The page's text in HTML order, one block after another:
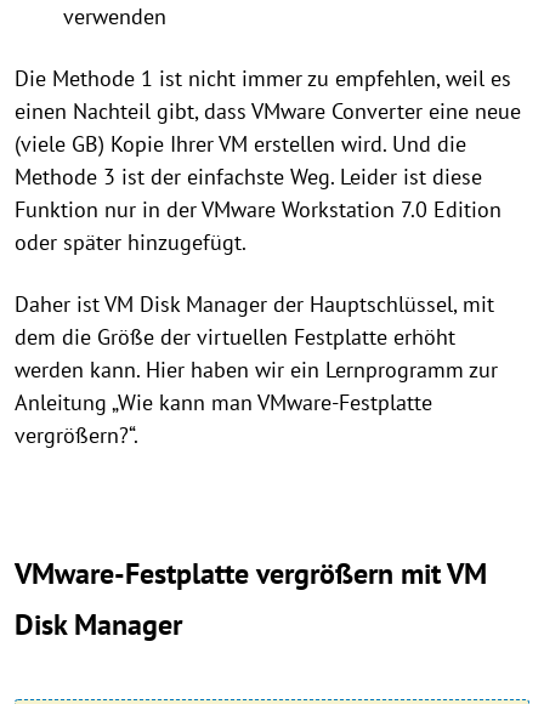
verwenden
Die Methode 1 ist nicht immer zu empfehlen, weil es
einen Nachteil gibt, dass VMware Converter eine neue
(viele GB) Kopie Ihrer VM erstellen wird. Und die
Methode 3 ist der einfachste Weg. Leider ist diese
Funktion nur in der VMware Workstation 7.0 Edition
oder später hinzugefügt.
Daher ist VM Disk Manager der Hauptschlüssel, mit
dem die Größe der virtuellen Festplatte erhöht
werden kann. Hier haben wir ein Lernprogramm zur
Anleitung „Wie kann man VMware-Festplatte
vergrößern?“.
VMware-Festplatte vergrößern mit VM
Disk Manager